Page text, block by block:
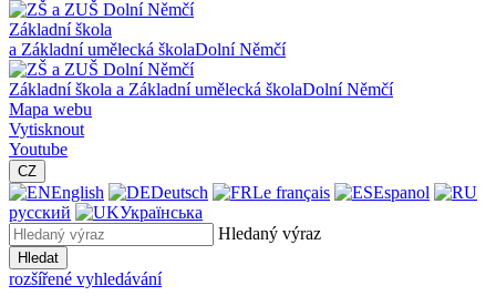
Základní škola
a Základní umělecká školaDolní Němčí
Základní škola a Základní umělecká školaDolní Němčí
Mapa webu
Vytisknout
Youtube
CZ
English Deutsch Le français
Espanol
русский
Українська
Hledaný výraz
Hledat
rozšířené vyhledávání